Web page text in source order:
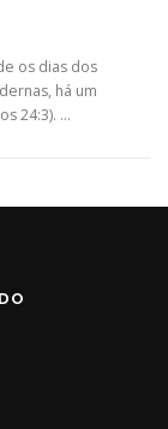
os dias dos
há um
24:3). …